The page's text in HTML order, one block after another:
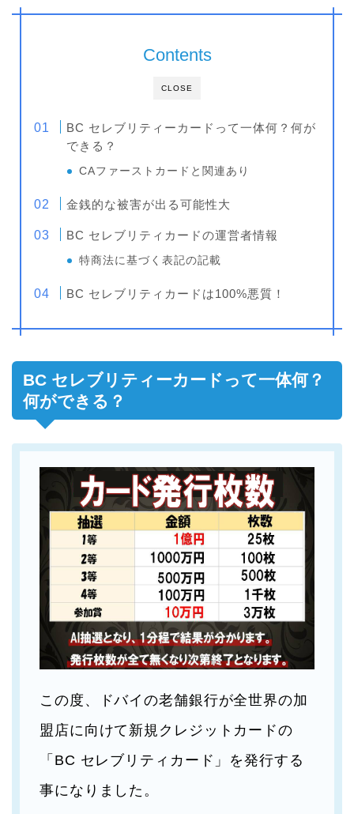
CLOSE
Contents
BC セレブリティーカードって一体何？何が
できる？
CAファーストカードと関連あり
金銭的な被害が出る可能性大
BC セレブリティカードの運営者情報
特商法に基づく表記の記載
BC セレブリティカードは100%悪質！
BC セレブリティーカードって一体何？
何ができる？
この度、ドバイの老舗銀行が全世界の加
盟店に向けて新規クレジットカードの
「BC セレブリティカード」を発行する
事になりました。